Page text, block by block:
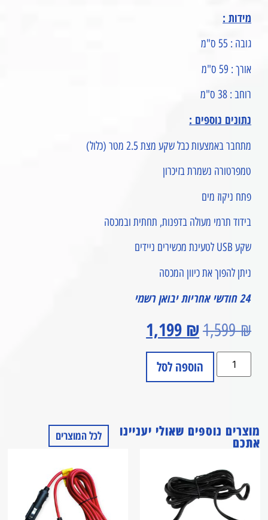
מידות :
גובה : 55 ס"מ
אורך : 59 ס"מ
רוחב : 38 ס"מ
נתונים נוספים :
מתחבר באמצעות כבל שקע מצת 2.5 מטר (כלול)
טמפרטורה נשמרת בזיכרון
פתח ניקוז מים
בידוד תרמי מעולה בדפנות, תחתית ובמכסה
שקע USB לטעינת מכשירים ניידים
ניתן להפוך את כיוון המכסה
24 חודשי אחריות יבואן רשמי
1,599₪
1,199 ₪
הוספה לסל
מוצרים נוספים שאולי יעניינו
אתכם לכל המוצרים